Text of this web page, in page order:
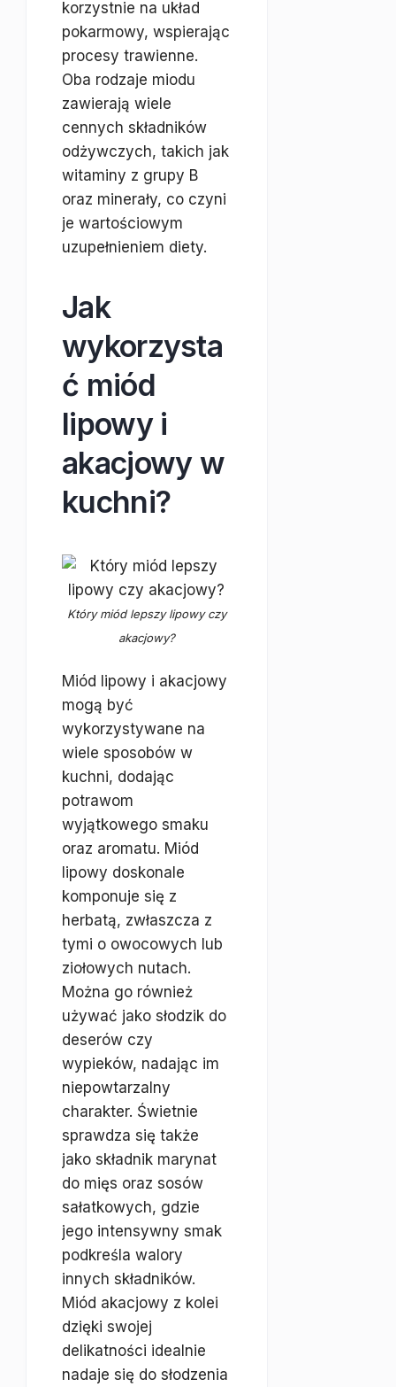
korzystnie na układ
pokarmowy, wspierając
procesy trawienne.
Oba rodzaje miodu
zawierają wiele
cennych składników
odżywczych, takich jak
witaminy z grupy B
oraz minerały, co czyni
je wartościowym
uzupełnieniem diety.
Jak
wykorzysta
ć miód
lipowy i
akacjowy w
kuchni?
Który miód lepszy lipowy czy
akacjowy?
Miód lipowy i akacjowy
mogą być
wykorzystywane na
wiele sposobów w
kuchni, dodając
potrawom
wyjątkowego smaku
oraz aromatu. Miód
lipowy doskonale
komponuje się z
herbatą, zwłaszcza z
tymi o owocowych lub
ziołowych nutach.
Można go również
używać jako słodzik do
deserów czy
wypieków, nadając im
niepowtarzalny
charakter. Świetnie
sprawdza się także
jako składnik marynat
do mięs oraz sosów
sałatkowych, gdzie
jego intensywny smak
podkreśla walory
innych składników.
Miód akacjowy z kolei
dzięki swojej
delikatności idealnie
nadaje się do słodzenia